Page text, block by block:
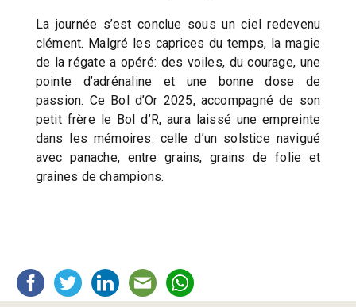
La journée s’est conclue sous un ciel redevenu
clément. Malgré les caprices du temps, la magie
de la régate a opéré: des voiles, du courage, une
pointe d’adrénaline et une bonne dose de
passion. Ce Bol d’Or 2025, accompagné de son
petit frère le Bol d’R, aura laissé une empreinte
dans les mémoires: celle d’un solstice navigué
avec panache, entre grains, grains de folie et
graines de champions.